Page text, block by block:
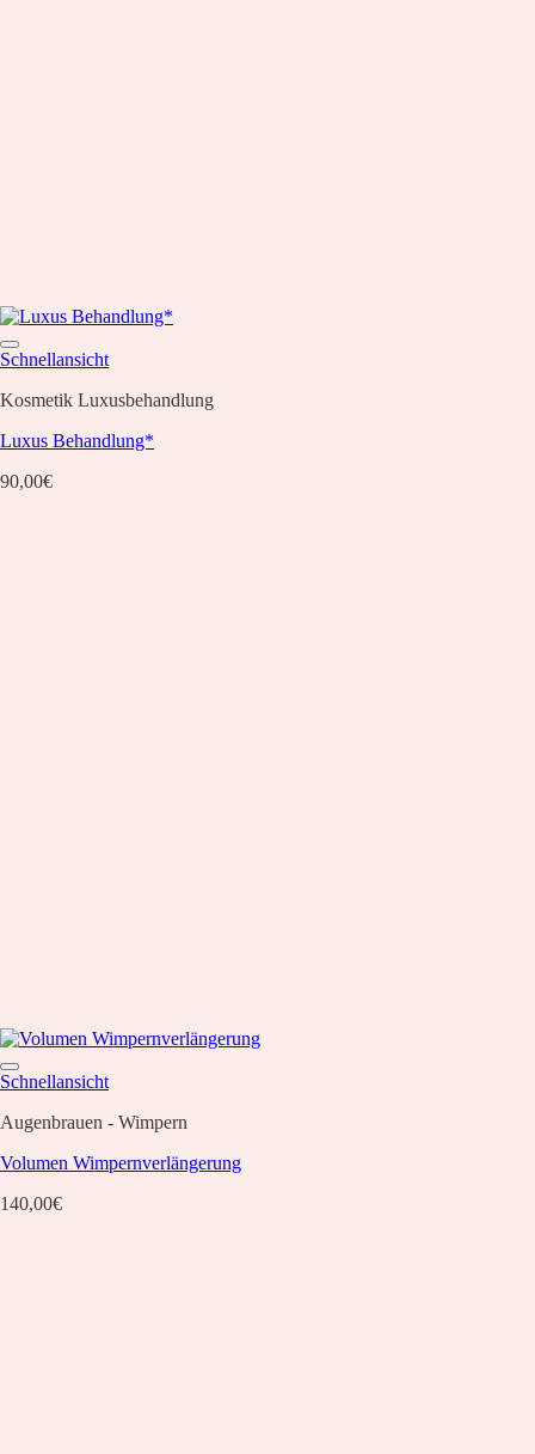
Schnellansicht
Kosmetik Luxusbehandlung
Luxus Behandlung*
90,00€
Schnellansicht
Augenbrauen - Wimpern
Volumen Wimpernverlängerung
140,00€